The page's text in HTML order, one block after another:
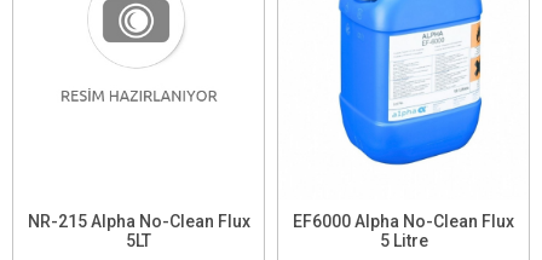
NR-215 Alpha No-Clean Flux
5LT
EF6000 Alpha No-Clean Flux
5 Litre